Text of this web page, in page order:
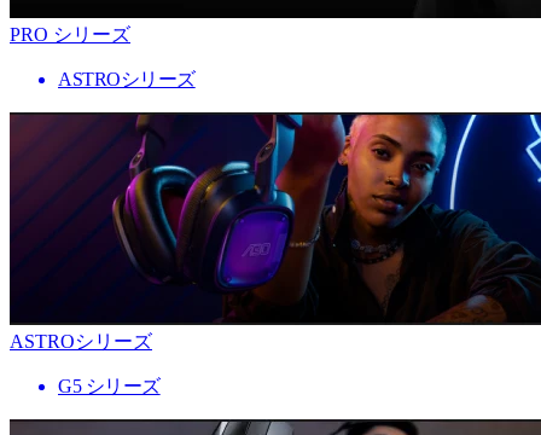
PRO シリーズ
ASTROシリーズ
ASTROシリーズ
G5 シリーズ